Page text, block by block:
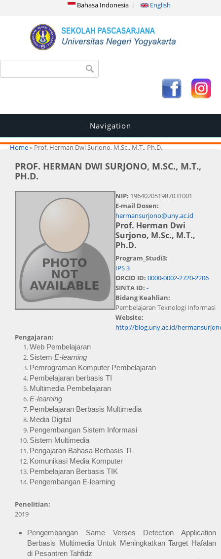
Bahasa Indonesia English
Search form
Navigation
You are here
Home» Prof. Herman Dwi Surjono, M.Sc., M.T., Ph.D.
PROF. HERMAN DWI SURJONO, M.SC., M.T.,
PH.D.
NIP: 196402051987031001
E-mail Dosen:
hermansurjono@uny.ac.id
Prof. Herman Dwi
Surjono, M.Sc., M.T.,
Ph.D.
Program_Studi3:
IPS 3
ORCID ID: 0000-0002-2720-2206
SINTA ID: -
Bidang Keahlian:
Pembelajaran Teknologi Informasi
Website:
http://blog.uny.ac.id/
Pengajaran:
Web Pembelajaran
Sistem E-learning
Pemrograman Komputer Pembelajaran
Pembelajaran berbasis TI
Multimedia Pembelajaran
E-learning
Pembelajaran Berbasis Multimedia
Media Digital
Pengembangan Sistem Informasi
Sistem Multimedia
Pengajaran Bahasa Berbasis TI
Komunikasi Media Komputer
Pembelajaran Berbasis TIK
Pengembangan E-learning
Penelitian:
2019
Pengembangan Same Verses Detection Application
Berbasis Multimedia Untuk Meningkatkan Target Hafalan
di Pesantren Tahfidz